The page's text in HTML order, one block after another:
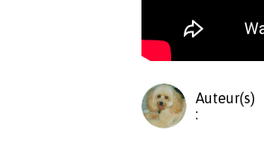
Auteur(s)
: